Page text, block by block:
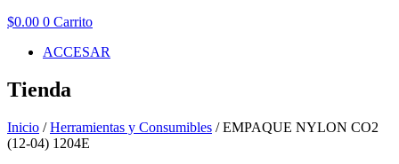
$0.00 0 Carrito
ACCESAR
Tienda
Inicio /Herramientas y Consumibles / EMPAQUE NYLON CO2
(12-04) 1204E